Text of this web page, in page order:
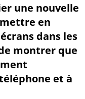
une nouvelle
en
dans les
montrer que
et à